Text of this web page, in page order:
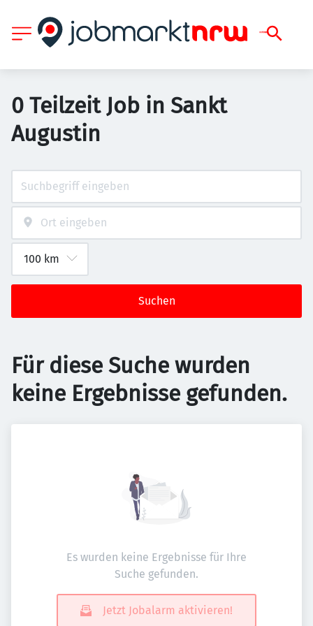
0 Teilzeit Job in Sankt
Augustin
Suchen
Für diese Suche wurden
keine Ergebnisse gefunden.
Es wurden keine Ergebnisse für Ihre
Suche gefunden.
Jetzt Jobalarm aktivieren!